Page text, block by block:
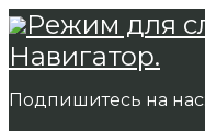
Режим для
Навигатор.
Подпишитесь на нас: